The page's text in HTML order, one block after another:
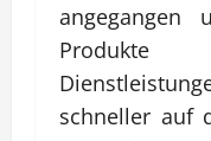
angegangen
schneller auf